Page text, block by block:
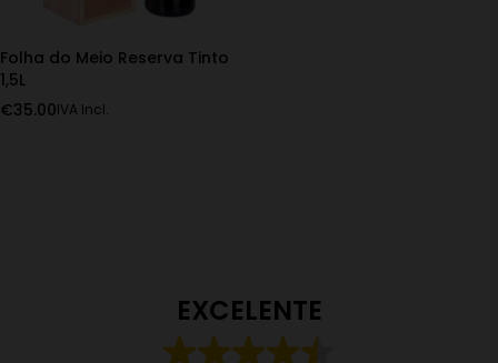
Folha do Meio Reserva Tinto
1,5L
€35.00IVA Incl.
EXCELENTE